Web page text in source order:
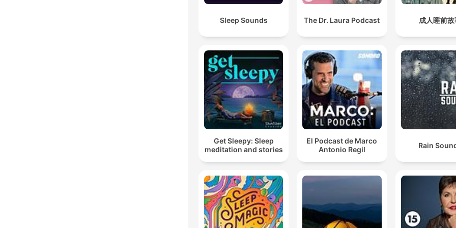
Sleep Sounds The Dr. Laura Podcast 成人睡前
Get Sleepy: Sleep
meditation and stories
El Podcast de Marco
Antonio Regil
Rain